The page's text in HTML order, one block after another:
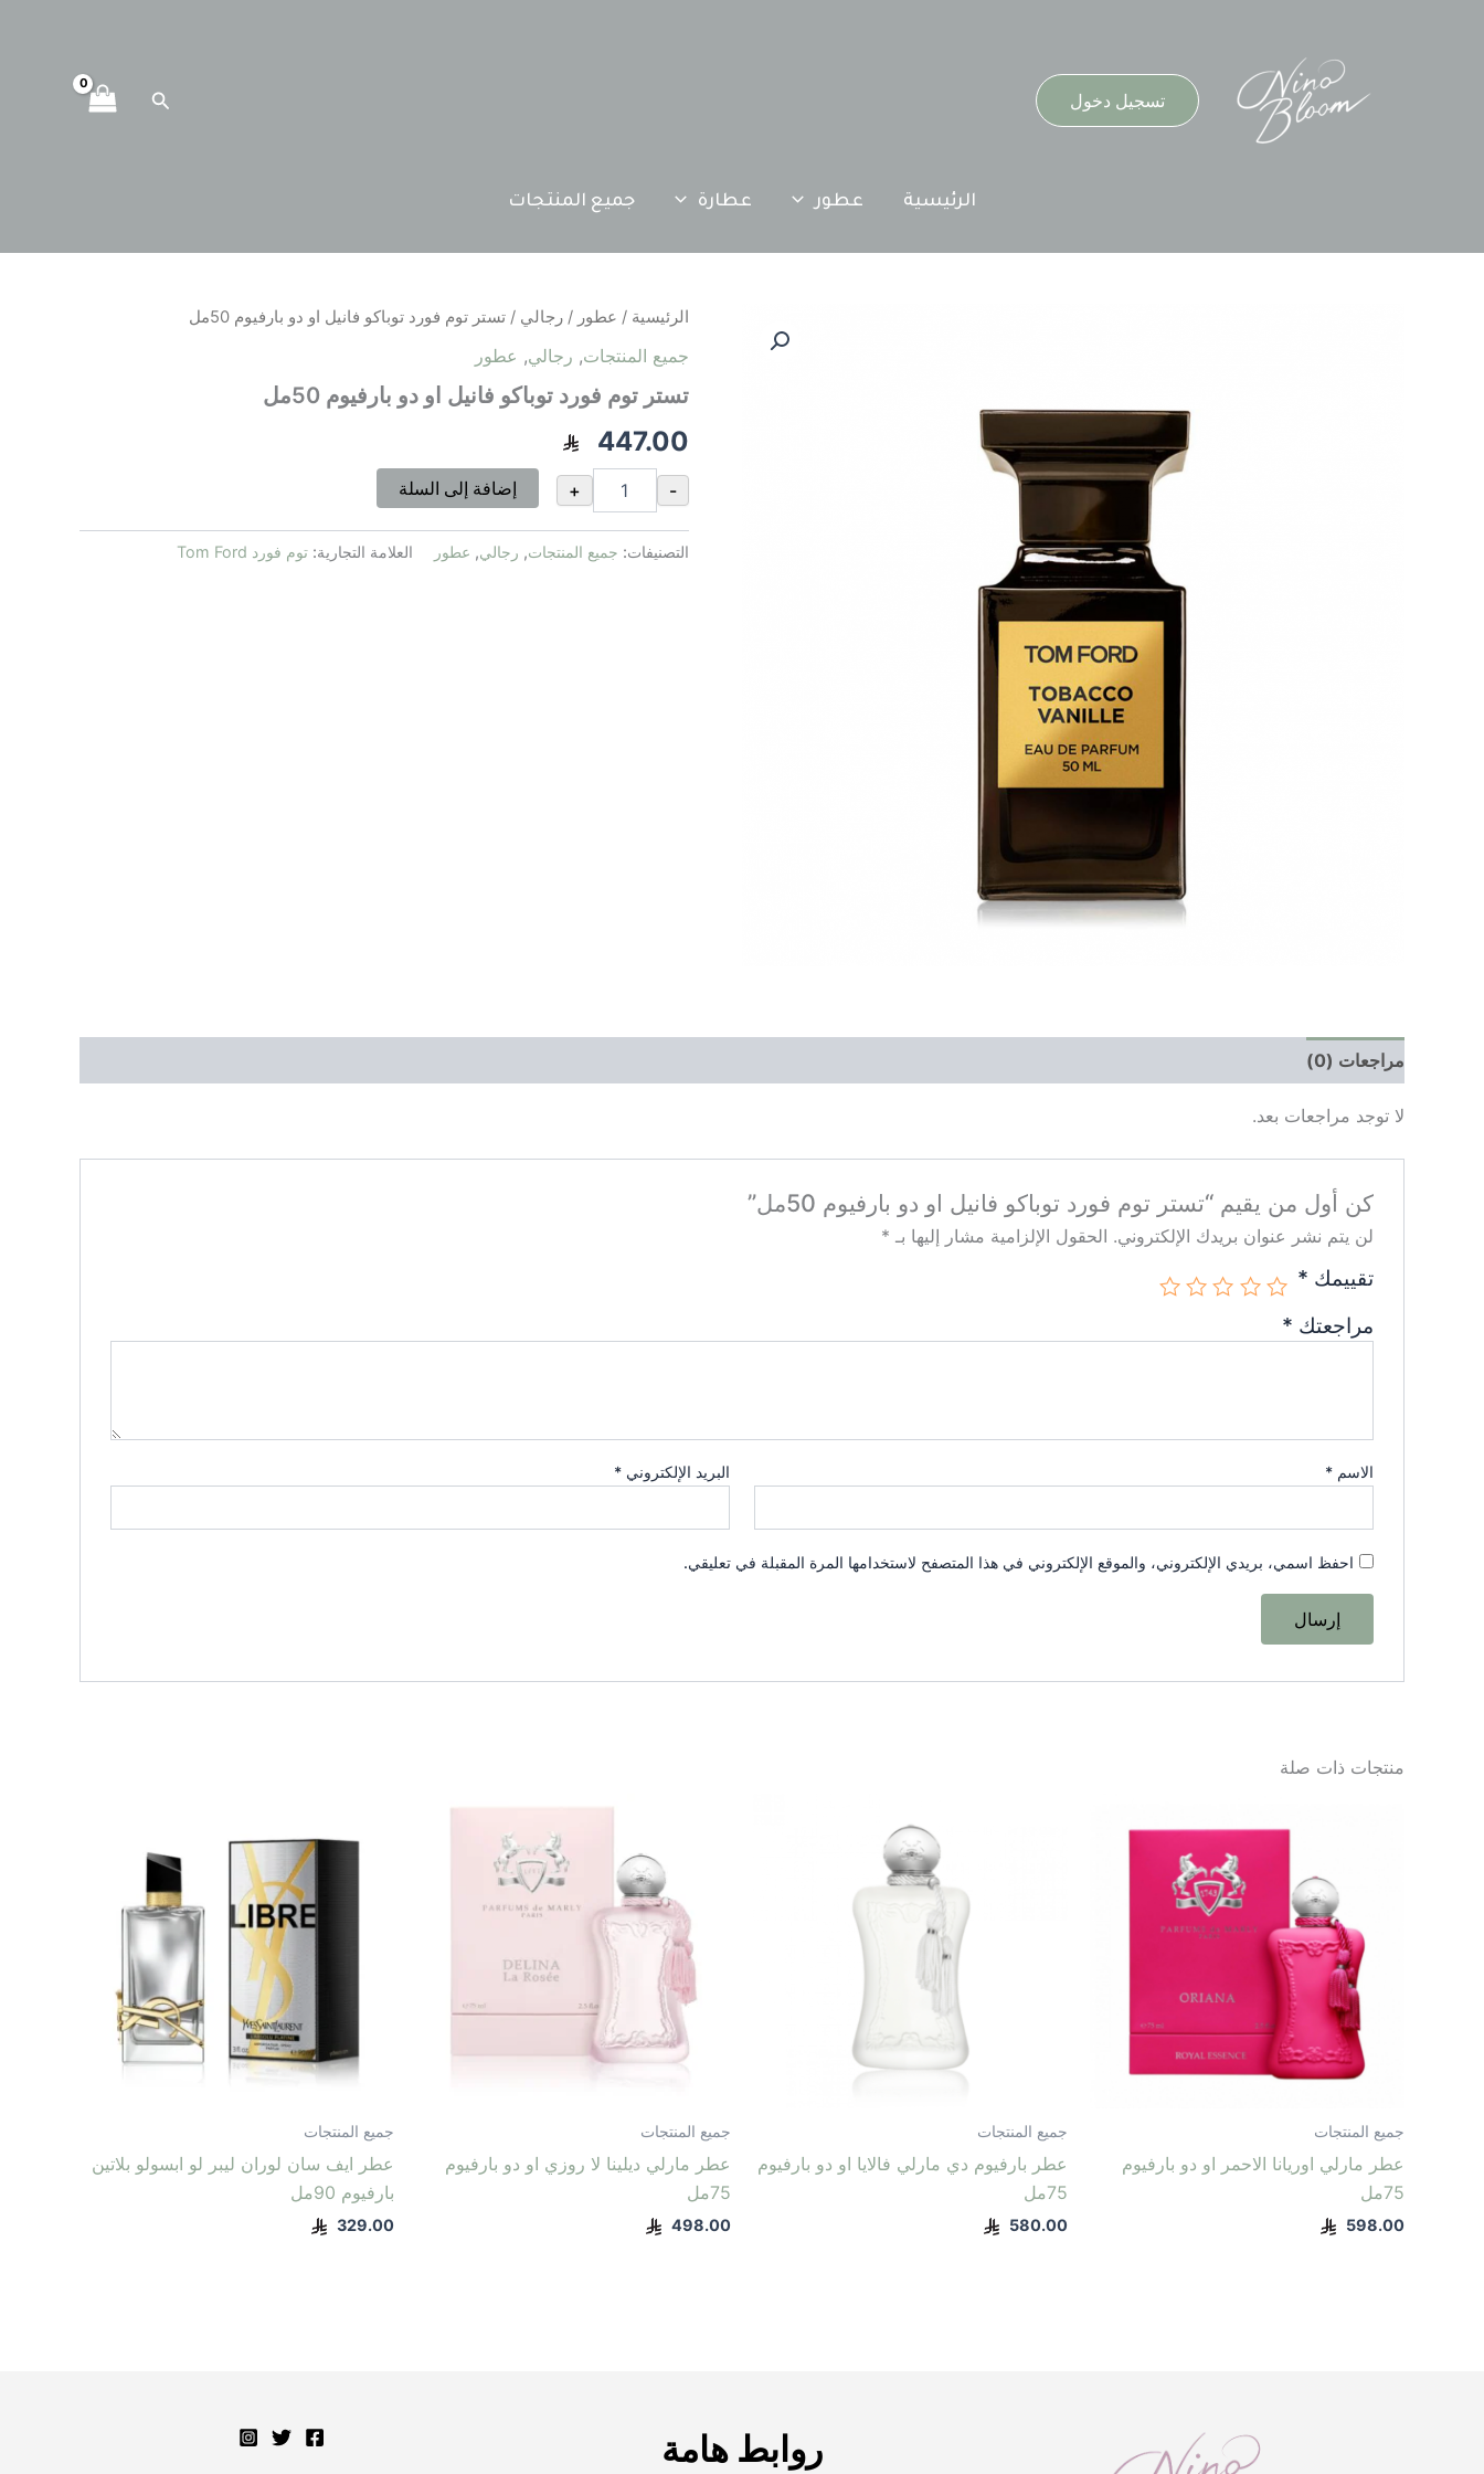
تسجيل دخول
البحث
الرئيسية عطور عطارة جميع المنتجات
الرئيسية / عطور / رجالي / تستر توم فورد توباكو فانيل او دو بارفيوم 50مل
جميع المنتجات, رجالي, عطور
تستر توم فورد توباكو فانيل او دو بارفيوم 50مل
447.00
كمية
توم
توباكو
او
بارفيوم
50مل
-
+ إضافة إلى السلة
التصنيفات: جميع المنتجات, رجالي, عطور العلامة التجارية: توم فورد Tom Ford
مراجعات (0)
لا توجد مراجعات بعد.
كن أول من يقيم “تستر توم فورد توباكو فانيل او دو بارفيوم 50مل”
لن يتم نشر عنوان بريدك الإلكتروني. الحقول الإلزامية مشار إليها بـ *
تقييمك *
مراجعتك *
الاسم * البريد الإلكتروني*
احفظ اسمي، بريدي الإلكتروني، والموقع الإلكتروني في هذا المتصفح لاستخدامها المرة المقبلة في تعليقي.
منتجات ذات صلة
جميع المنتجات
عطر مارلي اوريانا الاحمر او دو بارفيوم
75مل
598.00
جميع المنتجات
عطر بارفيوم دي مارلي فالايا او دو بارفيوم
75مل
580.00
جميع المنتجات
عطر مارلي ديلينا لا روزي او دو بارفيوم
75مل
498.00
جميع المنتجات
عطر ايف سان لوران ليبر لو ابسولو بلاتين
بارفيوم 90مل
329.00
روابط هامة